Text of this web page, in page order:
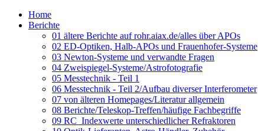
Home
Berichte
01 ältere Berichte auf rohr.aiax.de/alles über APOs
02 ED-Optiken, Halb-APOs und Frauenhofer-Systeme
03 Newton-Systeme und verwandte Fragen
04 Zweispiegel-Systeme/Astrofotografie
05 Messtechnik - Teil 1
06 Messtechnik - Teil 2/Aufbau diverser Interferometer
07 von älteren Homepages/Literatur allgemein
08 Berichte/Teleskop-Treffen/häufige Fachbegriffe
09 RC_Indexwerte unterschiedlicher Refraktoren